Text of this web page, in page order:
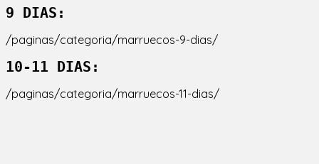
9 DIAS:
/paginas/categoria/marruecos-9-dias/
10-11 DIAS:
/paginas/categoria/marruecos-11-dias/